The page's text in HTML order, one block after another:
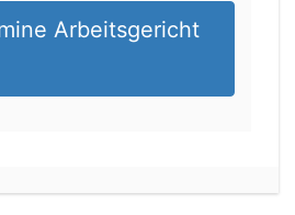
Arbeitsgericht